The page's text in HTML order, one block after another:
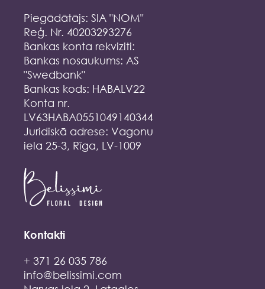
Piegādātājs: SIA "NOM"
Reģ. Nr. 40203293276
Bankas konta rekviziti:
Bankas nosaukums: AS
"Swedbank"
Bankas kods: HABALV22
Konta nr.
LV63HABA0551049140344
Juridiskā adrese: Vagonu
iela 25-3, Rīga, LV-1009
Kontakti
+ 371 26 035 786
info@belissimi.com